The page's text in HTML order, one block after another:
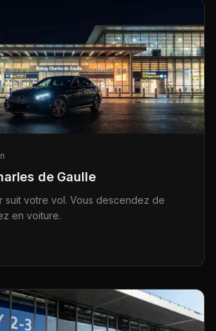
de Gaulle
suit votre vol. Vous descendez de
en voiture.